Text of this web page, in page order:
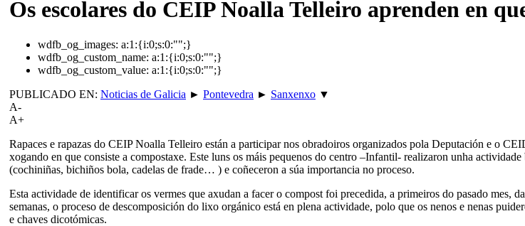
Os escolares do CEIP Noalla Telleiro aprenden en
wdfb_og_images: a:1:{i:0;s:0:"";}
wdfb_og_custom_name: a:1:{i:0;s:0:"";}
wdfb_og_custom_value: a:1:{i:0;s:0:"";}
PUBLICADO EN: Noticias de Galicia ► Pontevedra ► Sanxenxo ▼
A-
A+
Rapaces e rapazas do CEIP Noalla Telleiro están a participar nos obradoiros organizados pola Deputación e o
xogando en que consiste a compostaxe. Este luns os máis pequenos do centro –Infantil- realizaron unha
(cochiniñas, bichiños bola, cadelas de frade… ) e coñeceron a súa importancia no proceso.
Esta actividade de identificar os vermes que axudan a facer o compost foi precedida, a primeiros do pasado mes,
semanas, o proceso de descomposición do lixo orgánico está en plena actividade, polo que os nenos e nenas
e chaves dicotómicas.